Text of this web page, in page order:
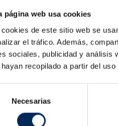
página web usa cookies
cookies de este sitio web se
el tráfico. Además,
sociales, publicidad y análisis
hayan recopilado a partir del
Necesarias